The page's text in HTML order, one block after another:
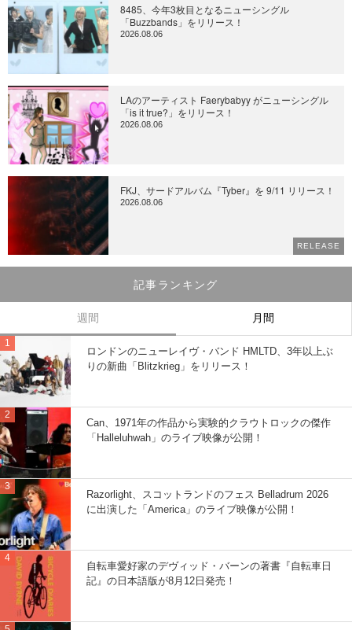
8485、今年3枚目となるニューシングル
「Buzzbands」をリリース！
2026.08.06
LAのアーティスト Faerybabyy がニューシングル
「is it true?」をリリース！
2026.08.06
FKJ、サードアルバム『Tyber』を 9/11 リリース！
2026.08.06
RELEASE
記事ランキング
週間 月間
ロンドンのニューレイヴ・バンド HMLTD、3年以上ぶ
りの新曲「Blitzkrieg」をリリース！
Can、1971年の作品から実験的クラウトロックの傑作
「Halleluhwah」のライブ映像が公開！
Razorlight、スコットランドのフェス Belladrum 2026
に出演した「America」のライブ映像が公開！
自転車愛好家のデヴィッド・バーンの著書『自転車日
記』の日本語版が8月12日発売！